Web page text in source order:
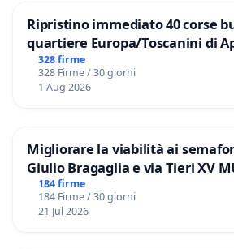
Ripristino immediato 40 corse
quartiere Europa/Toscanini di
328 firme
328 Firme / 30 giorni
1 Aug 2026
Migliorare la viabilità ai
Giulio Bragaglia e via Tieri XV
ROMA
184 firme
184 Firme / 30 giorni
21 Jul 2026